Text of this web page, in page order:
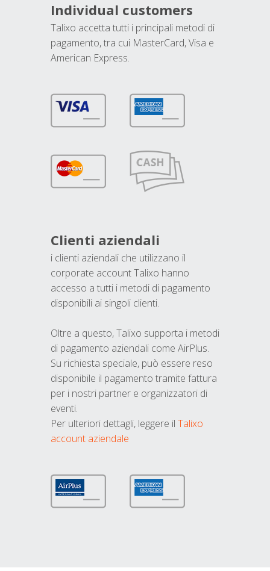
Individual customers
Talixo accetta tutti i principali metodi di
pagamento, tra cui MasterCard, Visa e
American Express.
Clienti aziendali
i clienti aziendali che utilizzano il
corporate account Talixo hanno
accesso a tutti i metodi di pagamento
disponibili ai singoli clienti.
Oltre a questo, Talixo supporta i metodi
di pagamento aziendali come AirPlus.
Su richiesta speciale, può essere reso
disponibile il pagamento tramite fattura
per i nostri partner e organizzatori di
eventi.
Per ulteriori dettagli, leggere il Talixo
account aziendale